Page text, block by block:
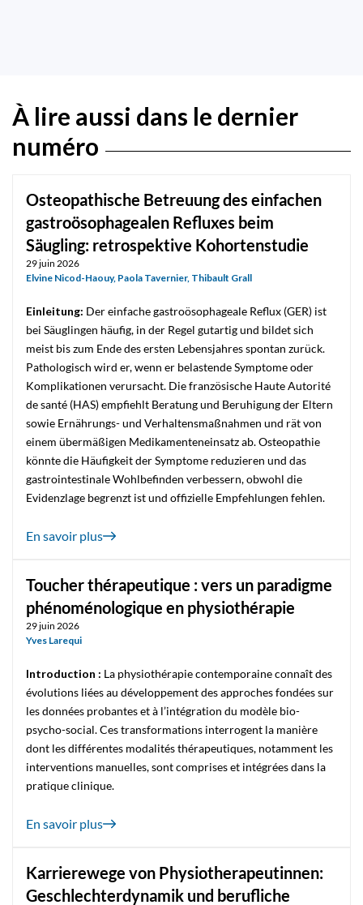
À lire aussi dans le dernier
numéro
Osteopathische Betreuung des einfachen
gastroösophagealen Refluxes beim
Säugling: retrospektive Kohortenstudie
29 juin 2026
Elvine Nicod-Haouy, Paola Tavernier, Thibault Grall
Einleitung: Der einfache gastroösophageale Reflux (GER) ist
bei Säuglingen häufig, in der Regel gutartig und bildet sich
meist bis zum Ende des ersten Lebensjahres spontan zurück.
Pathologisch wird er, wenn er belastende Symptome oder
Komplikationen verursacht. Die französische Haute Autorité
de santé (HAS) empfiehlt Beratung und Beruhigung der Eltern
sowie Ernährungs- und Verhaltensmaßnahmen und rät von
einem übermäßigen Medikamenteneinsatz ab. Osteopathie
könnte die Häufigkeit der Symptome reduzieren und das
gastrointestinale Wohlbefinden verbessern, obwohl die
Evidenzlage begrenzt ist und offizielle Empfehlungen fehlen.
En savoir plus
Toucher thérapeutique : vers un paradigme
phénoménologique en physiothérapie
29 juin 2026
Yves Larequi
Introduction : La physiothérapie contemporaine connaît des
évolutions liées au développement des approches fondées sur
les données probantes et à l’intégration du modèle bio-
psycho-social. Ces transformations interrogent la manière
dont les différentes modalités thérapeutiques, notamment les
interventions manuelles, sont comprises et intégrées dans la
pratique clinique.
En savoir plus
Karrierewege von Physiotherapeutinnen:
Geschlechterdynamik und berufliche